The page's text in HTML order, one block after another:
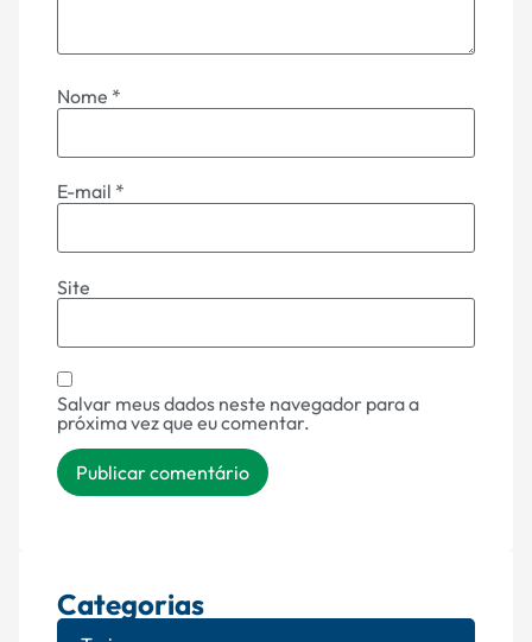
Nome *
E-mail *
Site
Salvar meus dados neste navegador para a
próxima vez que eu comentar.
Categorias